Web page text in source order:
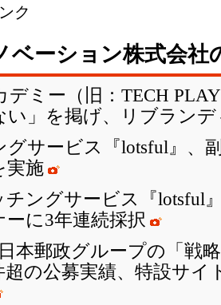
ク
ベーション株式会社
デミー（旧：TECH
い」を掲げ、リブラン
グサービス『lotsful』、
実施
チングサービス『lotsful
に3年連続採択
日本郵政グループの「戦
超の公募実績、特設サイ